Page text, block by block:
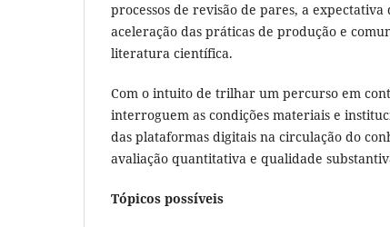
processos de revisão de pares, a
aceleração das práticas de produção e
literatura científica.
Com o intuito de trilhar um percurso em
interroguem as condições materiais e
das plataformas digitais na circulação do
avaliação quantitativa e qualidade
Tópicos possíveis